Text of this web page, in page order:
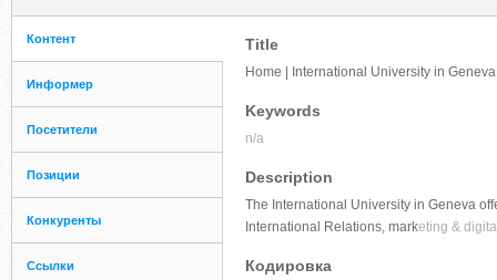
Контент
Информер
Посетители
Позиции
Конкуренты
Ссылки
Title
Home | International University in
Keywords
n/a
Description
The International University in Geneva
International Relations, marketing &
Кодировка